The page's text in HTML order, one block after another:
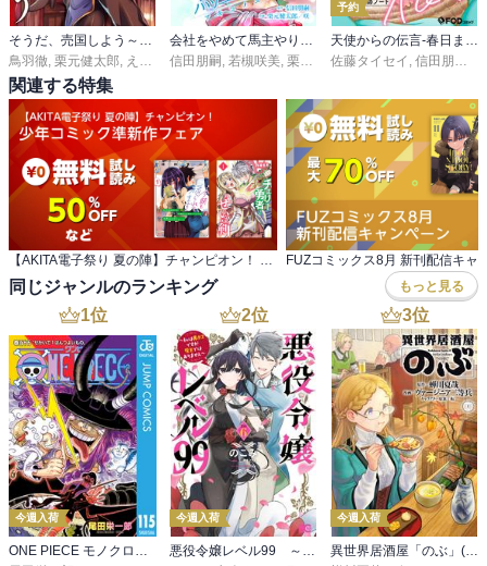
そうだ、売国しよう～天才王子の赤字国家再生術～
鳥羽徹, 栗元健太郎, えむだ ,ファルまろ
会社をやめて馬主やります！―アキコノユメヲ―
信田朋嗣 , 若槻咲美, 栗元健太郎
予約
天使からの伝言-春日まなの助産師ノート-
佐藤タイセイ , 信田朋嗣
関連する特集
【AKITA電子祭り 夏の陣】チャンピオン！ 少年コミック準新作フェア FUZコミックス8月 新刊配信キャ
同じジャンルのランキング もっと見る
1位
今週入荷
2位
今週入荷
3位
今週入荷